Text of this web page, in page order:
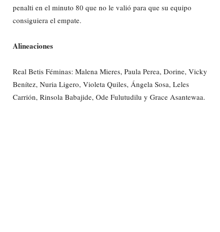
penalti en el minuto 80 que no le valió para que su equipo
consiguiera el empate.
Alineaciones
Real Betis Féminas: Malena Mieres, Paula Perea, Dorine, Vicky
Benítez, Nuria Ligero, Violeta Quiles, Ángela Sosa, Leles
Carrión, Rinsola Babajide, Ode Fulutudilu y Grace Asantewaa.